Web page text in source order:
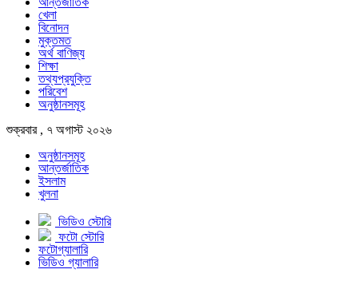
খেলা
বিনোদন
মুক্তমত
অর্থ বাণিজ্য
শিক্ষা
তথ্যপ্রযুক্তি
পরিবেশ
অনুষ্ঠানসমূহ
শুক্রবার , ৭ অগাস্ট ২০২৬
অনুষ্ঠানসমূহ
আন্তর্জাতিক
ইসলাম
খুলনা
ভিডিও স্টোরি
ফটো স্টোরি
ফটোগ্যালারি
ভিডিও গ্যালারি